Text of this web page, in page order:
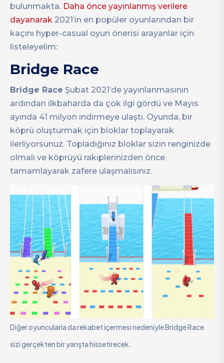
bulunmakta. Daha önce yayınlanmış verilere
dayanarak 2021’in en popüler oyunlarından bir
kaçını hyper-casual oyun önerisi arayanlar için
listeleyelim:
Bridge Race
Bridge Race Şubat 2021’de yayınlanmasının
ardından ilkbaharda da çok ilgi gördü ve Mayıs
ayında 41 milyon indirmeye ulaştı. Oyunda, bir
köprü oluşturmak için bloklar toplayarak
ilerliyorsunuz. Topladığınız bloklar sizin renginizde
olmalı ve köprüyü rakiplerinizden önce
tamamlayarak zafere ulaşmalısınız.
Diğer oyuncularla da rekabet içermesi nedeniyle Bridge Race
sizi gerçekten bir yarışta hissetirecek.